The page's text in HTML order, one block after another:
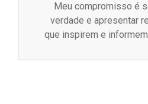
Meu compromisso é
verdade e apresentar
que inspirem e